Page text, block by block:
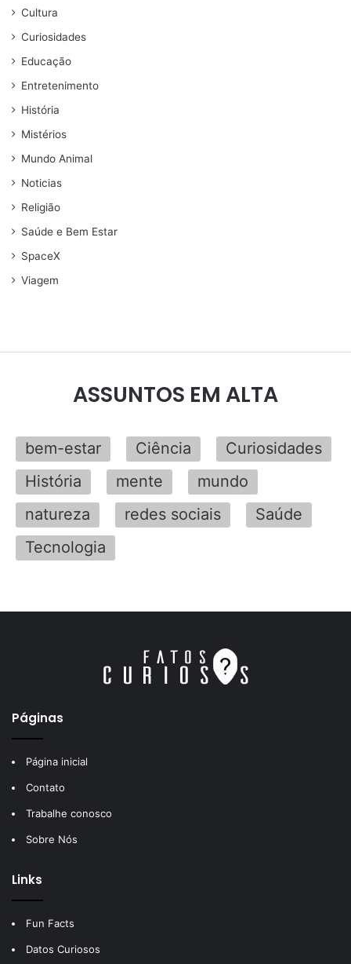
Cultura
Curiosidades
Educação
Entretenimento
História
Mistérios
Mundo Animal
Noticias
Religião
Saúde e Bem Estar
SpaceX
Viagem
ASSUNTOS EM ALTA
bem-estar Ciência
Curiosidades
História
mente
mundo
natureza
redes sociais
Saúde
Tecnologia
Páginas
Página inicial
Contato
Trabalhe conosco
Sobre Nós
Links
Fun Facts
Datos Curiosos